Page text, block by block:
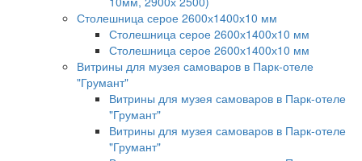
Столешница серое 2600х1400х10 мм
Столешница серое 2600х1400х10 мм
Столешница серое 2600х1400х10 мм
Витрины для музея самоваров в Парк-отеле
"Грумант"
Витрины для музея самоваров в Парк-отеле
"Грумант"
Витрины для музея самоваров в Парк-отеле
"Грумант"